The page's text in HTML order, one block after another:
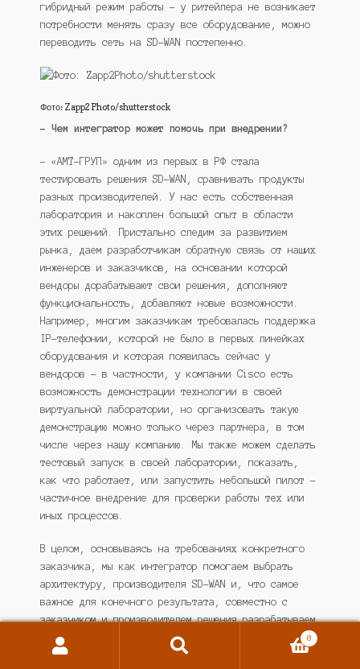
гибридный режим работы – у ритейлера не возникает
потребности менять сразу все оборудование, можно
переводить сеть на SD-WAN постепенно.
Фото: Zapp2Photo/shutterstock
– Чем интегратор может помочь при внедрении?
– «АМТ-ГРУП» одним из первых в РФ стала
тестировать решения SD-WAN, сравнивать продукты
разных производителей. У нас есть собственная
лаборатория и накоплен большой опыт в области
этих решений. Пристально следим за развитием
рынка, даем разработчикам обратную связь от наших
инженеров и заказчиков, на основании которой
вендоры дорабатывают свои решения, дополняют
функциональность, добавляют новые возможности.
Например, многим заказчикам требовалась поддержка
IP-телефонии, которой не было в первых линейках
оборудования и которая появилась сейчас у
вендоров – в частности, у компании Cisco есть
возможность демонстрации технологии в своей
виртуальной лаборатории, но организовать такую
демонстрацию можно только через партнера, в том
числе через нашу компанию. Мы также можем сделать
тестовый запуск в своей лаборатории, показать,
как что работает, или запустить небольшой пилот –
частичное внедрение для проверки работы тех или
иных процессов.
В целом, основываясь на требованиях конкретного
заказчика, мы как интегратор помогаем выбрать
архитектуру, производителя SD-WAN и, что самое
важное для конечного результата, совместно с
заказчиком и производителем решения разрабатываем
наиболее оптимальную и безопасную стратегию
миграции, занимаемся отладкой комплексного
0